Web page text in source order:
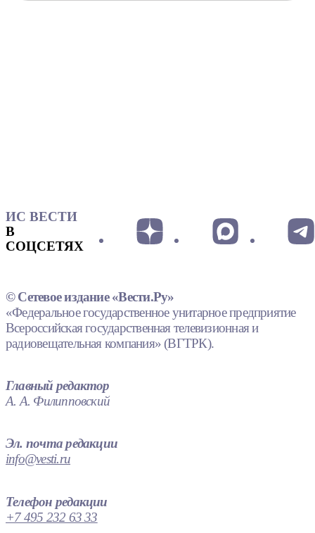
ИС ВЕСТИ
В
СОЦСЕТЯХ
© Сетевое издание «Вести.Ру»
«Федеральное государственное унитарное предприятие
Всероссийская государственная телевизионная и
радиовещательная компания» (ВГТРК).
Главный редактор
А. А. Филипповский
Эл. почта редакции
info@vesti.ru
Телефон редакции
+7 495 232 63 33